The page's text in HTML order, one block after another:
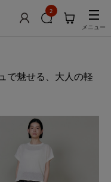
2
メニュー
で魅せる、大人の軽